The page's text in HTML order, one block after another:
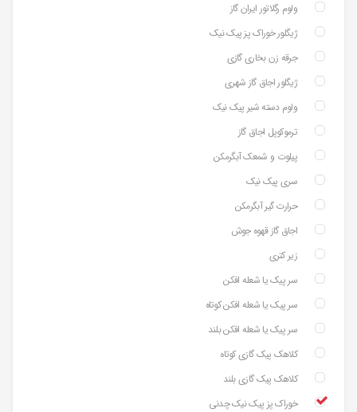
ولوم رگلاتور ایران گاز
ژیگلور خوراک پز پیک نیک
جرقه زن بخاری گازی
ژیگلور اجاق گاز شهری
ولوم دسته شیر پیک نیک
ترموکوپل اجاق گاز
پیلوت و شمعک آبگرمکن
سری پیک نیک
حرارت گیر آبگرمکن
اجاق گاز قهوه جوش
زیر کتری
سر پیک یا شعله افکن
سر پیک یا شعله افکن کوتاه
سر پیک یا شعله افکن بلند
کلاهک پیک گازی کوتاه
کلاهک پیک گازی بلند
خوراک پز پیک نیک چدنی